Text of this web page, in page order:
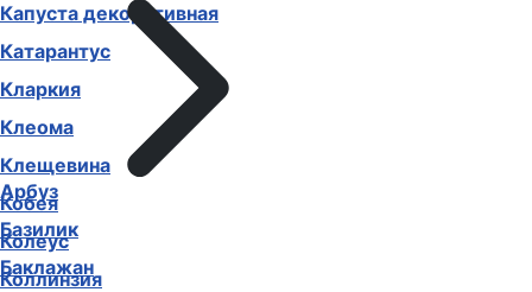
Капуста декоративная
Катарантус
Кларкия
Клеома
Клещевина
Кобея
Колеус
Коллинзия
Арбуз
Базилик
Баклажан